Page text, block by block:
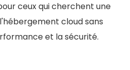
ceux qui cherchent une
cloud sans
et la sécurité.